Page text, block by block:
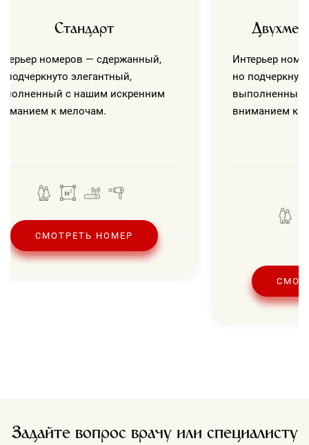
Стандарт
номеров — сдержанный,
подчеркнуто элегантный,
с нашим искренним
к мелочам.
СМОТРЕТЬ НОМЕР
Интерьер
но
выполненный
вниманием к
Задайте вопрос врачу или специалисту